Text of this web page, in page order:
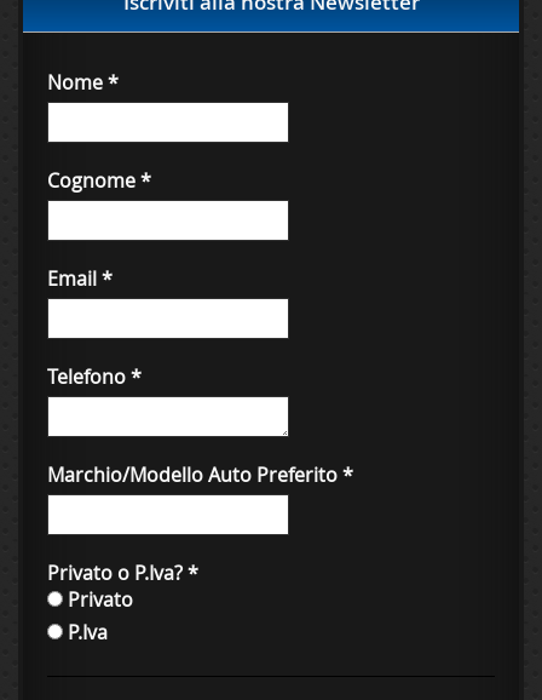
Nome*
Cognome*
Email*
Telefono*
Marchio/Modello Auto Preferito*
Privato o P.Iva?*
Privato
P.Iva